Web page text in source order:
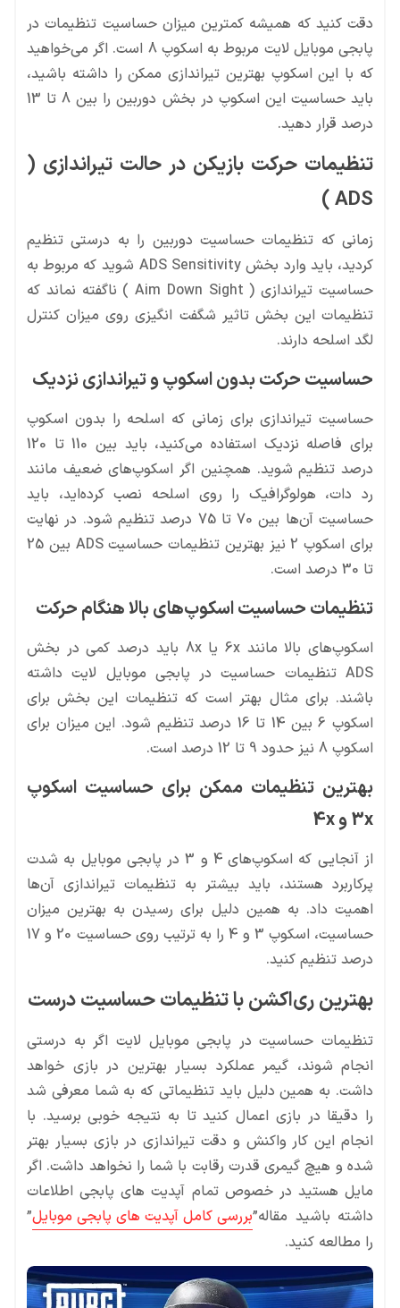
دقت کنید که همیشه کمترین میزان حساسیت تنظیمات در
پابجی موبایل لایت مربوط به اسکوپ 8 است. اگر می‌خواهید
که با این اسکوپ بهترین تیراندازی ممکن را داشته باشید،
باید حساسیت این اسکوپ در بخش دوربین را بین 8 تا 13
درصد قرار دهید.
تنظیمات حرکت بازیکن در حالت تیراندازی (
ADS )
زمانی که تنظیمات حساسیت دوربین را به درستی تنظیم
کردید، باید وارد بخش ADS Sensitivity شوید که مربوط به
حساسیت تیراندازی ( Aim Down Sight ) ناگفته نماند که
تنظیمات این بخش تاثیر شگفت انگیزی روی میزان کنترل
لگد اسلحه دارند.
حساسیت حرکت بدون اسکوپ و تیراندازی نزدیک
حساسیت تیراندازی برای زمانی که اسلحه را بدون اسکوپ
برای فاصله نزدیک استفاده می‌کنید، باید بین 110 تا 120
درصد تنظیم شوید. همچنین اگر اسکوپ‌های ضعیف مانند
رد دات، هولوگرافیک را روی اسلحه نصب کرده‌اید، باید
حساسیت آن‌ها بین 70 تا 75 درصد تنظیم شود. در نهایت
برای اسکوپ 2 نیز بهترین تنظیمات حساسیت ADS بین 25
تا 30 درصد است.
تنظیمات حساسیت اسکوپ‌های بالا هنگام حرکت
اسکوپ‌های بالا مانند 6x یا 8x باید درصد کمی در بخش
ADS تنظیمات حساسیت در پابجی موبایل لایت داشته
باشند. برای مثال بهتر است که تنظیمات این بخش برای
اسکوپ 6 بین 14 تا 16 درصد تنظیم شود. این میزان برای
اسکوپ 8 نیز حدود 9 تا 12 درصد است.
بهترین تنظیمات ممکن برای حساسیت اسکوپ
3x و 4x
از آنجایی که اسکوپ‌های 4 و 3 در پابجی موبایل به شدت
پرکاربرد هستند، باید بیشتر به تنظیمات تیراندازی آن‌ها
اهمیت داد. به همین دلیل برای رسیدن به بهترین میزان
حساسیت، اسکوپ 3 و 4 را به ترتیب روی حساسیت 20 و 17
درصد تنظیم کنید.
بهترین ری‌اکشن با تنظیمات حساسیت درست
تنظیمات حساسیت در پابجی موبایل لایت اگر به درستی
انجام شوند، گیمر عملکرد بسیار بهترین در بازی خواهد
داشت. به همین دلیل باید تنظیماتی که به شما معرفی شد
را دقیقا در بازی اعمال کنید تا به نتیجه خوبی برسید. با
انجام این کار واکنش و دقت تیراندازی در بازی بسیار بهتر
شده و هیچ گیمری قدرت رقابت با شما را نخواهد داشت. اگر
مایل هستید در خصوص تمام آپدیت های پابجی اطلاعات
داشته باشید مقاله”بررسی کامل آپدیت های پابجی موبایل”
را مطالعه کنید.